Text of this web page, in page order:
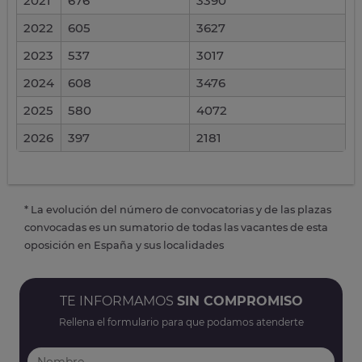
2022
605
3627
2023
537
3017
2024
608
3476
2025
580
4072
2026
397 2181
* La evolución del número de convocatorias y de las plazas
convocadas es un sumatorio de todas las vacantes de esta
oposición en España y sus localidades
TE INFORMAMOS SIN COMPROMISO
Rellena el formulario para que podamos atenderte